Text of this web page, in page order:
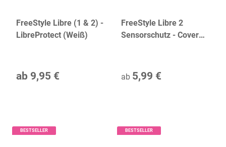
FreeStyle Libre (1 & 2) -
LibreProtect (Weiß)
ab 9,95 €
FreeStyle Libre 2
Sensorschutz - Cover
ab 5,99 €
BESTSELLER BESTSELLER